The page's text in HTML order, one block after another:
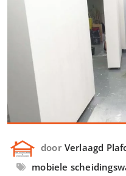
door Verlaagd
mobiele